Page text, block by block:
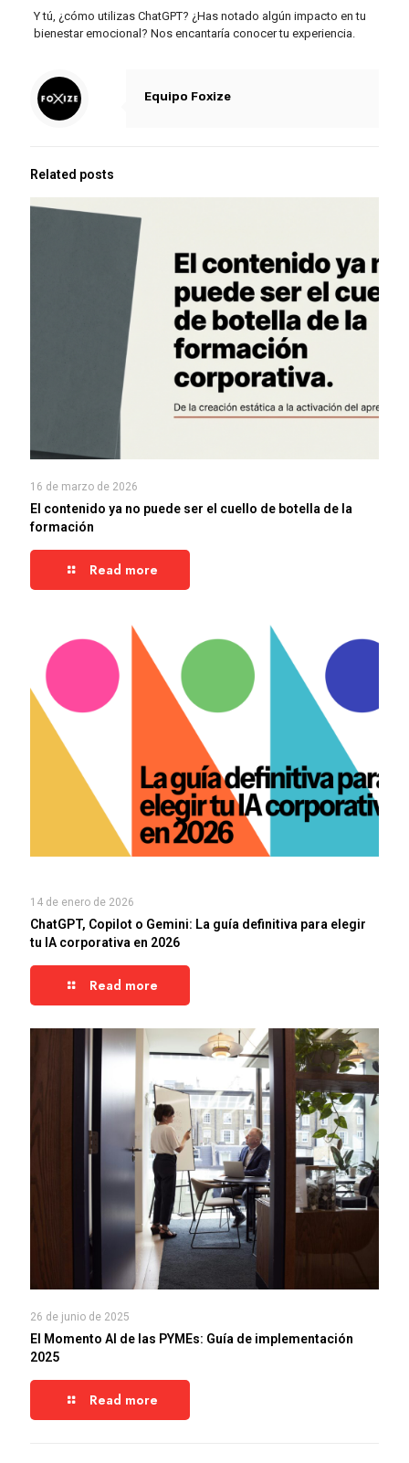
Y tú, ¿cómo utilizas ChatGPT? ¿Has notado algún impacto en tu
bienestar emocional? Nos encantaría conocer tu experiencia.
Equipo Foxize
Related posts
16 de marzo de 2026
El contenido ya no puede ser el cuello de botella de la
formación
Read more
14 de enero de 2026
ChatGPT, Copilot o Gemini: La guía definitiva para elegir
tu IA corporativa en 2026
Read more
26 de junio de 2025
El Momento AI de las PYMEs: Guía de implementación
2025
Read more